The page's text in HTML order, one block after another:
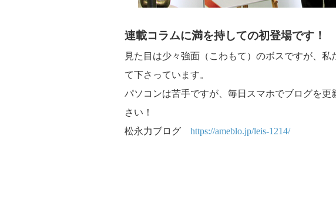
連載コラムに満を持しての初登場です！
見た目は少々強面（こわもて）のボスですが、私
て下さっています。
パソコンは苦手ですが、毎日スマホでブログを
さい！
松永力ブログ https://ameblo.jp/leis-1214/